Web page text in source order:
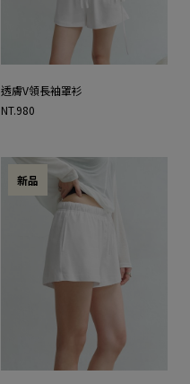
透膚V領長袖罩衫
NT.980
新品